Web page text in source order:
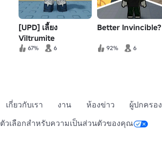
[UPD] เลี้ยง
Viltrumite
67% 6
Better Invincible?
92% 6
เกี่ยวกับเรา งาน ห้องข่าว ผู้ปกครอง
ตัวเลือกสำหรับความเป็นส่วนตัวของคุณ